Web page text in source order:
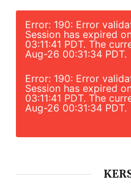
Error: 190: Error
Session has expired
03:11:41 PDT. The
Aug-26 00:31:34 PDT.
Error: 190: Error
Session has expired
03:11:41 PDT. The
Aug-26 00:31:34 PDT.